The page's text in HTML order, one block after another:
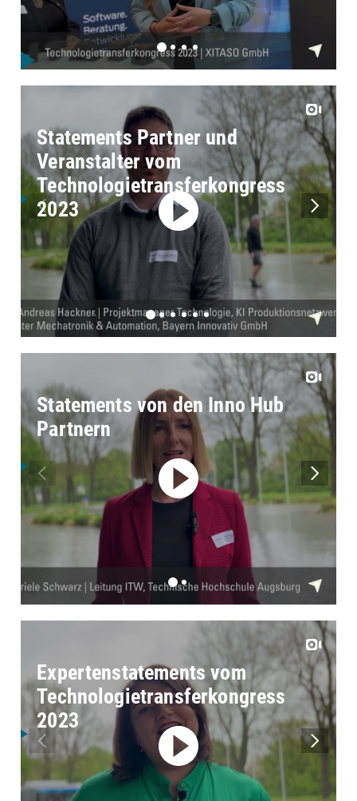
Statements Partner und
Veranstalter vom
Technologietransferkongress
2023
Statements von den Inno Hub
Partnern
Expertenstatements vom
Technologietransferkongress
2023